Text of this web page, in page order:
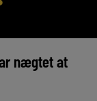
nægtet at